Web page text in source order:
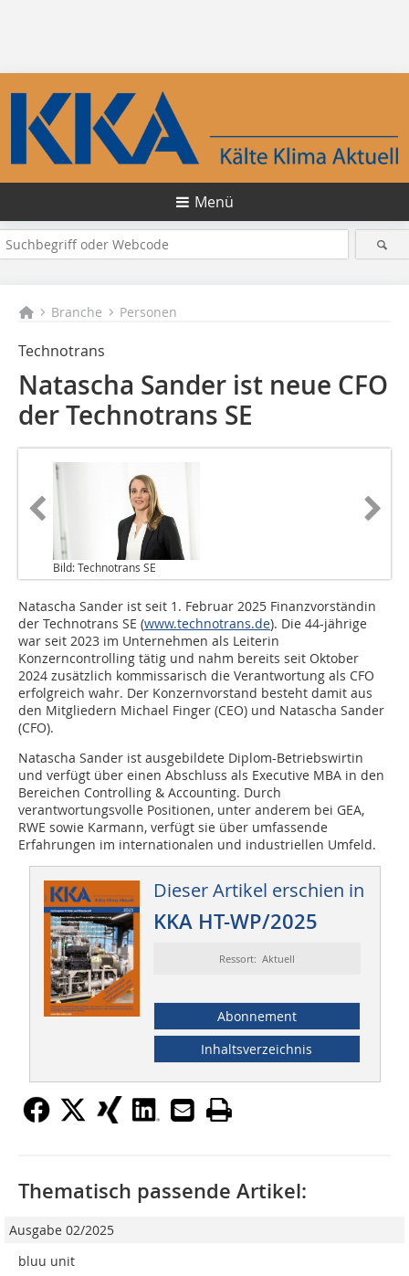
Menü
Branche Personen
Technotrans
Natascha Sander ist neue CFO
der Technotrans SE
Bild: Technotrans SE
Natascha Sander ist seit 1. Februar 2025 Finanzvorständin
der Technotrans SE (www.technotrans.de). Die 44-jährige
war seit 2023 im Unternehmen als Leiterin
Konzerncontrolling tätig und nahm bereits seit Oktober
2024 zusätzlich kommissarisch die Verantwortung als CFO
erfolgreich wahr. Der Konzernvorstand besteht damit aus
den Mitgliedern Michael Finger (CEO) und Natascha Sander
(CFO).
Natascha Sander ist ausgebildete Diplom-Betriebswirtin
und verfügt über einen Abschluss als Executive MBA in den
Bereichen Controlling & Accounting. Durch
verantwortungsvolle Positionen, unter anderem bei GEA,
RWE sowie Karmann, verfügt sie über umfassende
Erfahrungen im internationalen und industriellen Umfeld.
Dieser Artikel erschien in
KKA HT-WP/2025
Ressort: Aktuell
Abonnement
Inhaltsverzeichnis
Thematisch passende Artikel:
Ausgabe 02/2025
bluu unit